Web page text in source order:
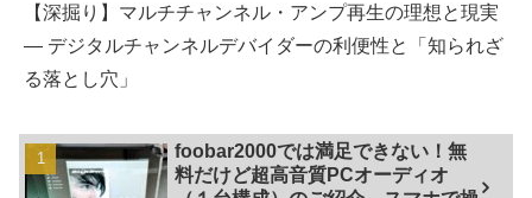
【深掘り】マルチチャンネル・アンプ再生の理想と現実
— デジタルチャンネルデバイダーの利便性と「知られざ
る落とし穴」
foobar2000では満足できない！無
料だけど超高音質PCオーディオ